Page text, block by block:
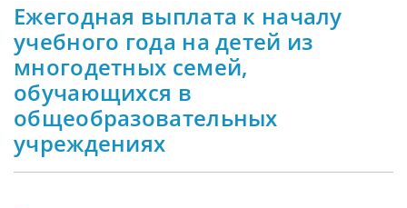
Ежегодная выплата к началу
учебного года на детей из
многодетных семей,
обучающихся в
общеобразовательных
учреждениях